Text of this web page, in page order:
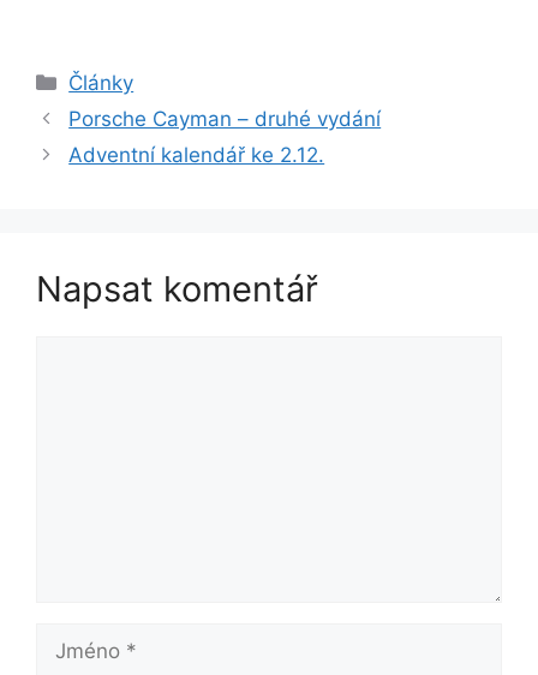
Rubriky
Články
Porsche Cayman – druhé vydání
Adventní kalendář ke 2.12.
Napsat komentář
Jméno